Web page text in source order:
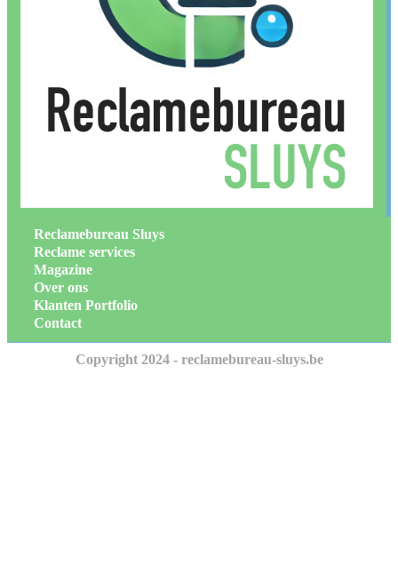
Reclamebureau Sluys
Reclame services
Magazine
Over ons
Klanten Portfolio
Contact
Copyright 2024 - reclamebureau-sluys.be